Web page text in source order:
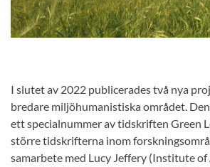
I slutet av 2022 publicerades två nya
bredare miljöhumanistiska området.
ett specialnummer av tidskriften Green
större tidskrifterna inom
samarbete med Lucy Jeffery (Institute